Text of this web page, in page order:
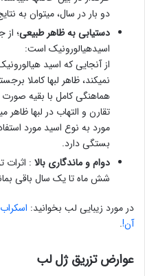
دو بار در سال، میتوان به
دستیابی به ظاهر طبیعی؛ از
اسیدهیالورونیک است:
از آنجایی که اسید
نمیکند، ظاهر لبها کاملا
هماهنگی کامل با بقیه
تقارن و التهاب در لبها
مورد به نوع اسید مورد
بستگی دارد.
دوام و ماندگاری بالا : اثرات
شش ماه تا یک سال باقی
در مورد زیبایی لب بخوانید:
آن!.
عوارض تزریق ژل لب